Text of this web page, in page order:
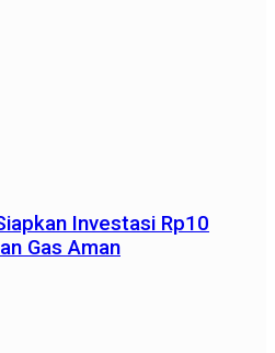
Investasi Rp10
Gas Aman